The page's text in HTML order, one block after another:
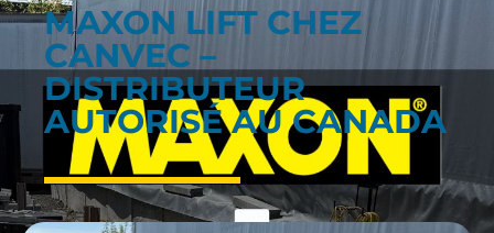
MAXON LIFT CHEZ
CANVEC –
DISTRIBUTEUR
AUTORISÉ AU CANADA